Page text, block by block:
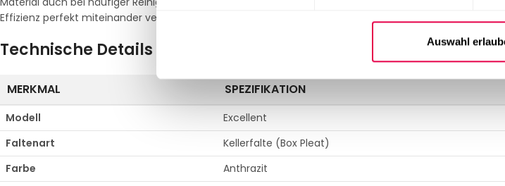
Auswahl
Effizienz perfekt miteinander verbinden.
Technische Details im Überblick
MERKMAL SPEZIFIKATION
Modell
Excellent
Faltenart
Kellerfalte (Box Pleat)
Farbe
Anthrazit